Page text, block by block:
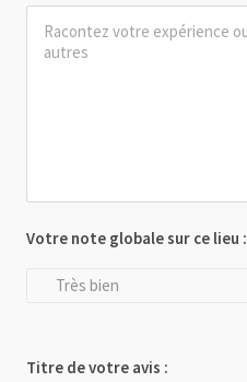
Votre note globale sur ce lieu :
Très bien
Titre de votre avis :